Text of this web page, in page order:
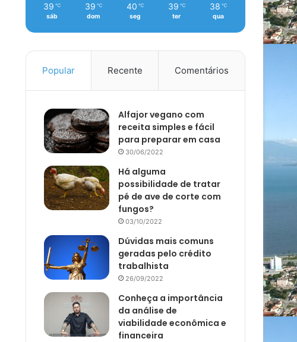
39 ℃
sáb
39 ℃
dom
40 ℃
seg
39 ℃
ter
38 ℃
qua
Popular Recente Comentários
Alfajor vegano com
receita simples e fácil
para preparar em casa
30/06/2022
Há alguma
possibilidade de tratar
pé de ave de corte com
fungos?
03/10/2022
Dúvidas mais comuns
geradas pelo crédito
trabalhista
26/09/2022
Conheça a importância
da análise de
viabilidade econômica e
financeira